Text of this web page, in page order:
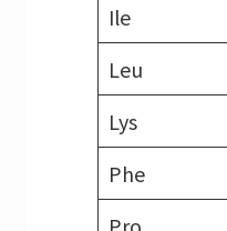
Ile
Leu
Lys
Phe